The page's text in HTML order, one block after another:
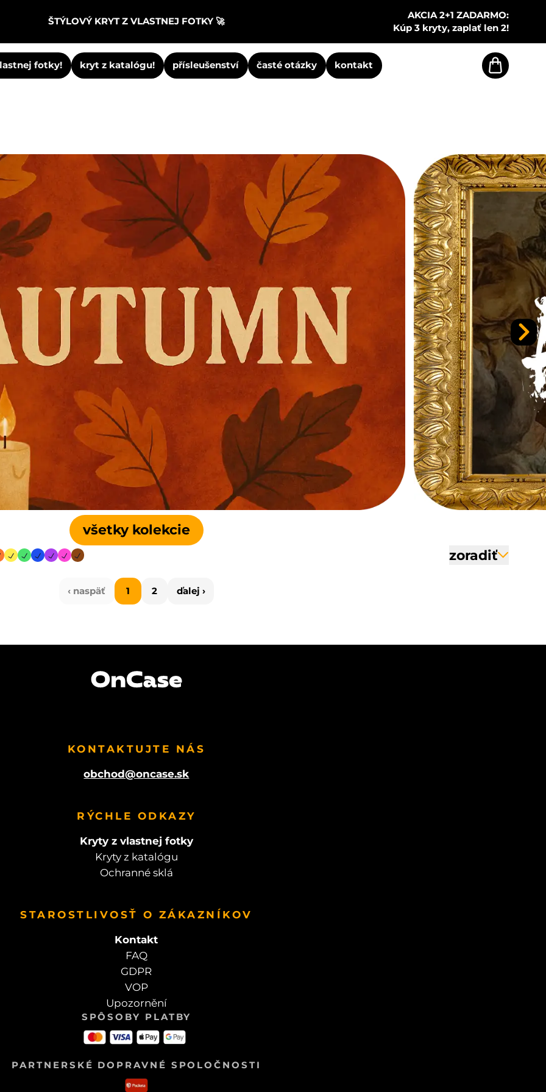
ŠTÝLOVÝ KRYT Z VLASTNEJ FOTKY 🚀
AKCIA 2+1 ZADARMO:
Kúp 3 kryty, zaplať len 2!
fotky! kryt z katalógu! přísleušenství časté otázky kontakt
všetky kolekcie
zoradiť
‹ naspäť 1 2 ďalej ›
KONTAKTUJTE NÁS
obchod@oncase.sk
RÝCHLE ODKAZY
Kryty z vlastnej fotky
Kryty z katalógu
Ochranné sklá
STAROSTLIVOSŤ O ZÁKAZNÍKOV
Kontakt
FAQ
GDPR
VOP
Upozornění
SPÔSOBY PLATBY
PARTNERSKÉ DOPRAVNÉ SPOLOČNOSTI